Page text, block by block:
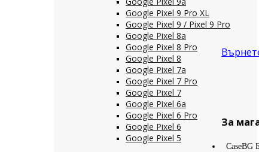
Google Pixel 9 Pro XL
Google Pixel 9 / Pixel 9 Pro
Google Pixel 8a
Google Pixel 8 Pro
Google Pixel 8
Google Pixel 7a
Google Pixel 7 Pro
Google Pixel 7
Google Pixel 6a
Google Pixel 6 Pro
Google Pixel 6
Google Pixel 5
За
CaseBG